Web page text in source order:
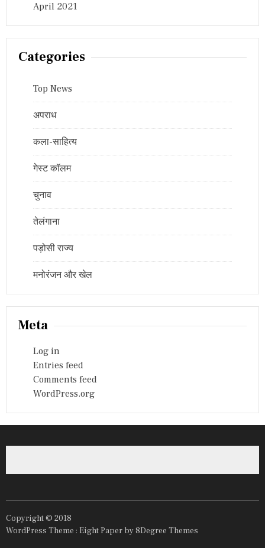
April 2021
Categories
Top News
अपराध
कला-साहित्य
गेस्ट कॉलम
चुनाव
तेलंगाना
पड़ोसी राज्य
मनोरंजन और खेल
Meta
Log in
Entries feed
Comments feed
WordPress.org
Copyright © 2018
WordPress Theme : Eight Paper by 8Degree Themes